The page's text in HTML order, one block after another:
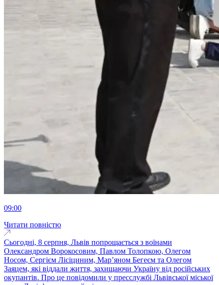
09:00
Читати повністю
Сьогодні, 8 серпня, Львів попрощається з воїнами
Олександром Ворокосовим, Павлом Толопкою, Олегом
Носом, Сергієм Лісіциним, Марʼяном Бегеєм та Олегом
Заяцем, які віддали життя, захищаючи Україну від російських
окупантів. Про це повідомили у пресслужбі Львівської міської